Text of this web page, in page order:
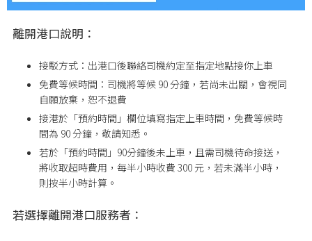
離開港口說明：
接駁方式：出港口後聯絡司機約定至指定地點接你上車
免費等候時間：司機將等候 90 分鐘，若尚未出關，會視同
自願放棄，恕不退費
接港於「預約時間」欄位填寫指定上車時間，免費等候時
間為 90 分鐘，敬請知悉。
若於「預約時間」90分鐘後未上車，且需司機待命接送，
將收取超時費用，每半小時收費 300 元，若未滿半小時，
則按半小時計算。
若選擇離開港口服務者：